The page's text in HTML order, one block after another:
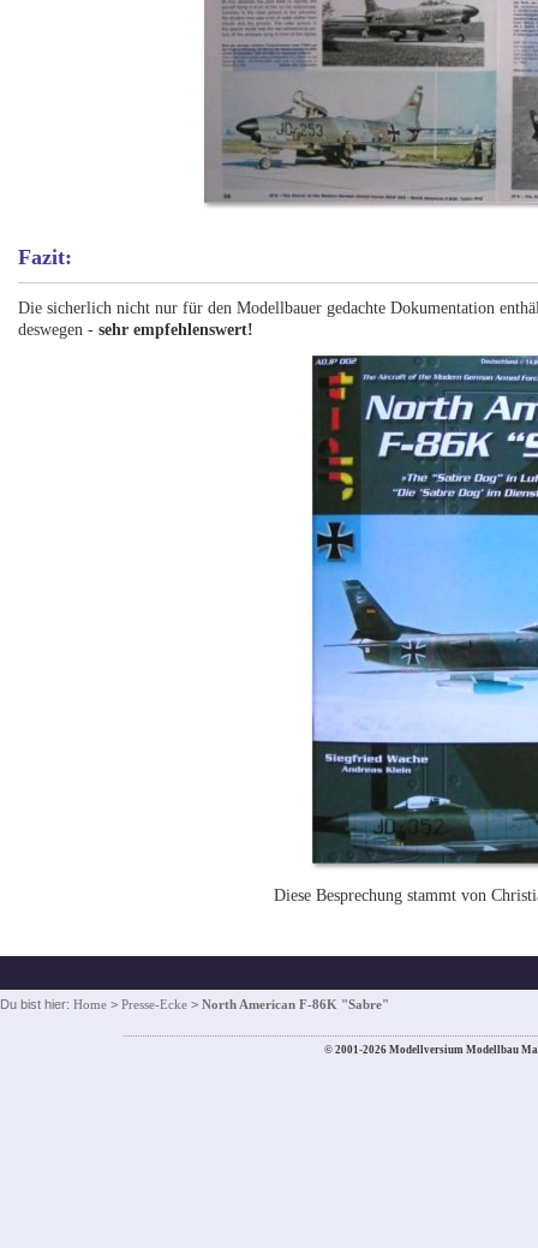
Fazit:
Die sicherlich nicht nur für den Modellbauer gedachte Dokumentation
deswegen -sehr empfehlenswert!
Diese Besprechung stammt von
Du bist hier: Home > Presse-Ecke > North American F-86K "Sabre"
© 2001-2026 Modellversium Modellbau